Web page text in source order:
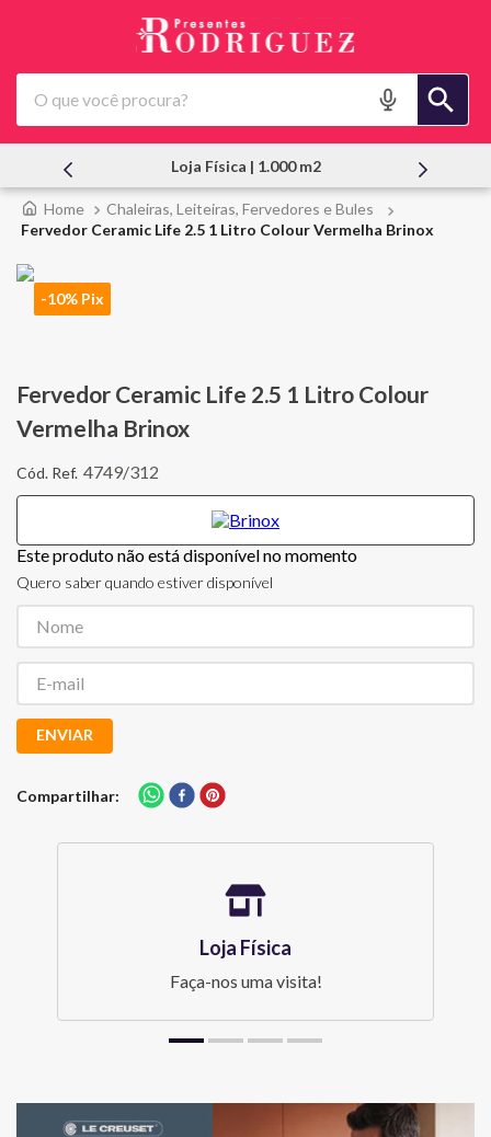
O que você procura?
Loja Física | 1.000 m2
Chaleiras, Leiteiras, Fervedores e Bules
Fervedor Ceramic Life 2.5 1 Litro Colour Vermelha Brinox
-10% Pix
Fervedor Ceramic Life 2.5 1 Litro Colour
Vermelha Brinox
4749/312
Este produto não está disponível no momento
Quero saber quando estiver disponível
ENVIAR
Compartilhar
Loja Física
Faça-nos uma visita!